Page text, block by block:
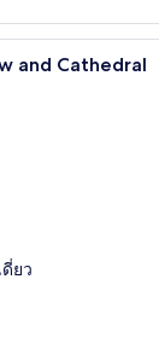
เครื่องนอนระดับพ
and Cathedral
ดี่ยว